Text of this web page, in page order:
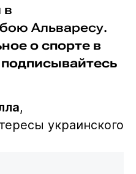
в
Альваресу.
о спорте в
,
украинского